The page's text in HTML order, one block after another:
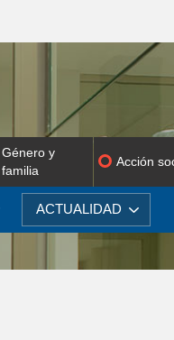
ACTUALIDAD
Género y
familia
Acción